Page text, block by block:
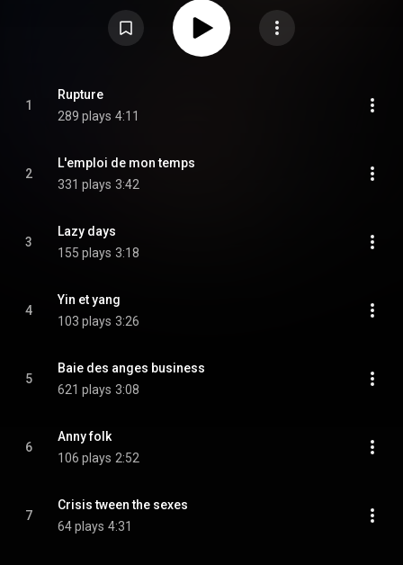
1
Rupture
289 plays 4:11
2
L'emploi de mon temps
331 plays 3:42
3
Lazy days
155 plays 3:18
4
Yin et yang
103 plays 3:26
5
Baie des anges business
621 plays 3:08
6
Anny folk
106 plays 2:52
7
Crisis tween the sexes
64 plays 4:31